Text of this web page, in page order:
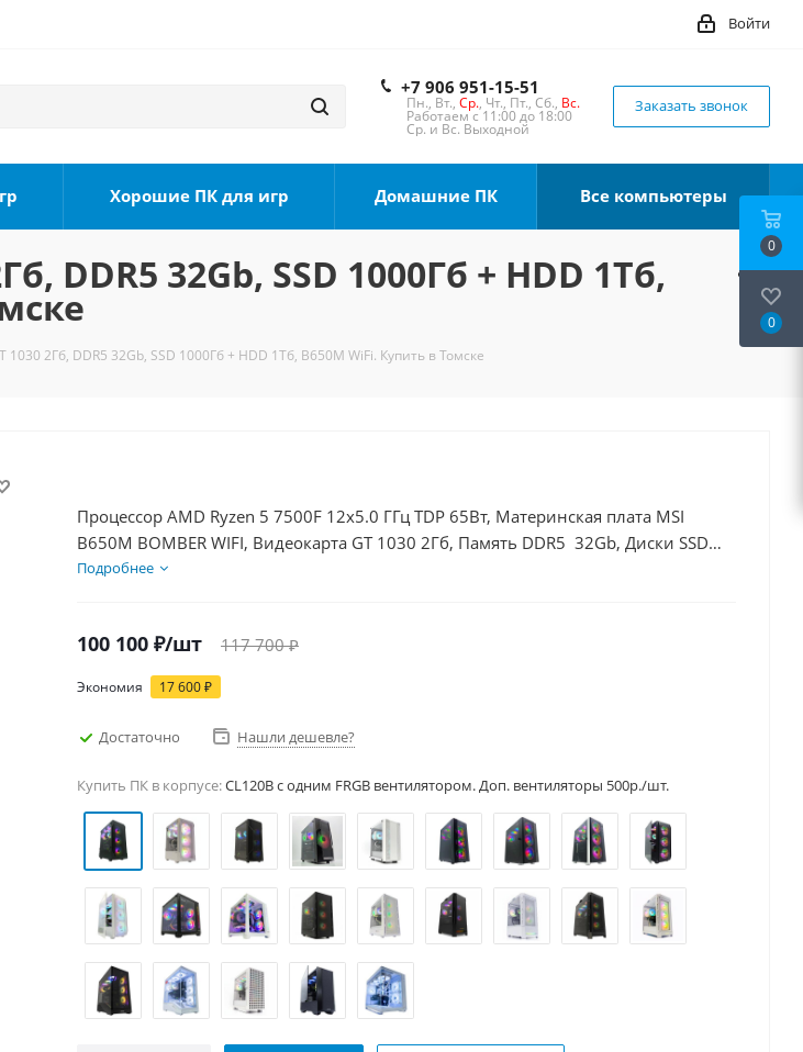
Войти
+7 906 951-15-51
Пн., Вт., Ср., Чт., Пт., Сб., Вс.
Работаем с 11:00 до 18:00
Ср. и Вс. Выходной
Заказать звонок
Хорошие ПК для игр Домашние ПК Все компьютеры
DDR5 32Gb, SSD 1000Гб + HDD 1Тб,
1030 2Гб, DDR5 32Gb, SSD 1000Гб + HDD 1Тб, B650M WiFi. Купить в Томске
Процессор AMD Ryzen 5 7500F 12x5.0 ГГц TDP 65Вт, Материнская плата MSI
B650M BOMBER WIFI, Видеокарта GT 1030 2Гб, Память DDR5 32Gb, Диски SSD
1000Гб + HDD 1Тб, БП 500Вт
Подробнее
100 100 ₽/шт 117 700₽
Экономия 17 600₽
Достаточно Нашли дешевле?
Купить ПК в корпусе:CL120B c одним FRGB вентилятором. Доп. вентиляторы 500р./шт.
0
0